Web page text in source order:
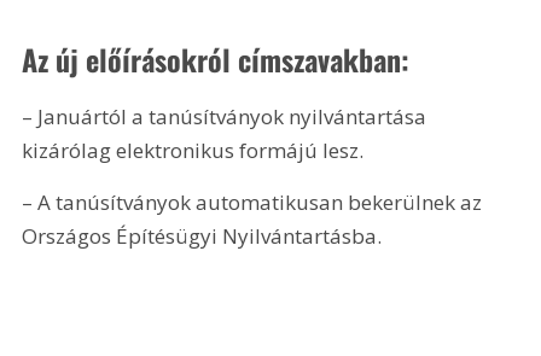
Az új előírásokról címszavakban:
– Januártól a tanúsítványok nyilvántartása
kizárólag elektronikus formájú lesz.
– A tanúsítványok automatikusan bekerülnek az
Országos Építésügyi Nyilvántartásba.